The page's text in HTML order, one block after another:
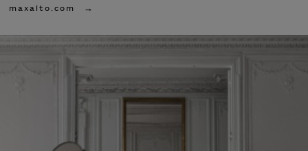
Type 2 or more characters for results.
maxalto.com